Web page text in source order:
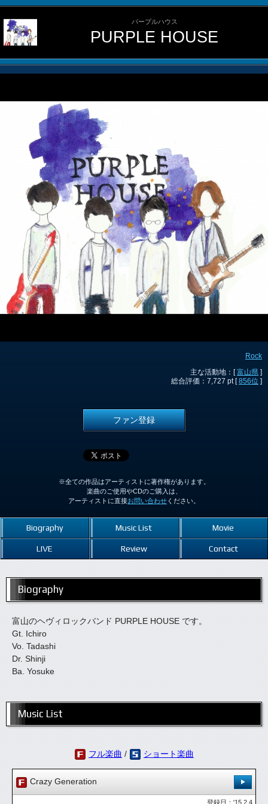
パープルハウス
PURPLE HOUSE
Rock
主な活動地：[富山県 ]
総合評価：7,727 pt [856位 ]
ファン登録
※全ての作品はアーティストに著作権があります。
楽曲のご使用やCDのご購入は、
アーティストに直接お問い合わせ ください。
Biography Music List Movie
LIVE Review Contact
Biography
富山のヘヴィロックバンド PURPLE HOUSE です。
Gt. Ichiro
Vo. Tadashi
Dr. Shinji
Ba. Yosuke
Music List
フル楽曲 / ショート楽曲
Crazy Generation
登録日：'15.2.4